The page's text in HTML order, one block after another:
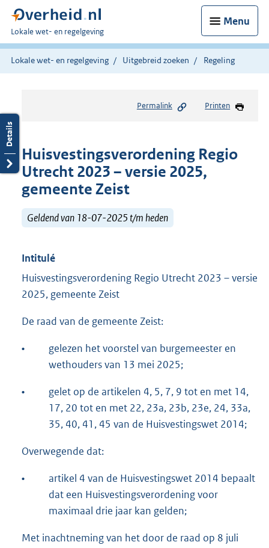
Menu
U
bent
hier:
Lokale wet- en regelgeving
Lokale wet- en regelgeving Uitgebreid zoeken Regeling
Permalink Printen
Huisvestingsverordening Regio
Utrecht 2023 – versie 2025,
gemeente Zeist
Geldend van 18-07-2025 t/m heden
Intitulé
Huisvestingsverordening Regio Utrecht 2023 – versie
2025, gemeente Zeist
De raad van de gemeente Zeist:
•
gelezen het voorstel van burgemeester en
wethouders van 13 mei 2025;
•
gelet op de artikelen 4, 5, 7, 9 tot en met 14,
17, 20 tot en met 22, 23a, 23b, 23e, 24, 33a,
35, 40, 41, 45 van de Huisvestingswet 2014;
Overwegende dat:
•
artikel 4 van de Huisvestingswet 2014 bepaalt
dat een Huisvestingsverordening voor
maximaal drie jaar kan gelden;
Met inachtneming van het door de raad op 8 juli